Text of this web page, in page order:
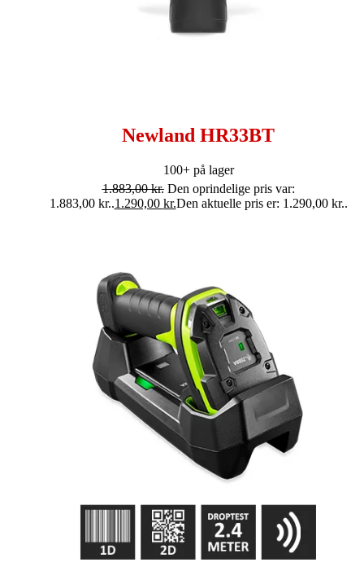
Newland HR33BT
100+ på lager
1.883,00kr. Den oprindelige pris var:
1.883,00 kr..1.290,00 kr.Den aktuelle pris er: 1.290,00 kr..